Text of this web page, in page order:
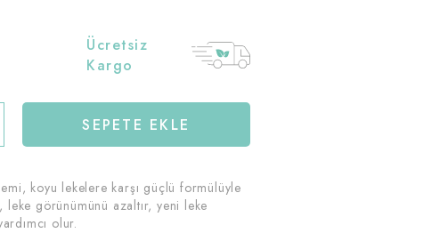
Ücretsiz
Kargo
koyu lekelere karşı güçlü formülüyle
leke görünümünü azaltır, yeni leke
olur.